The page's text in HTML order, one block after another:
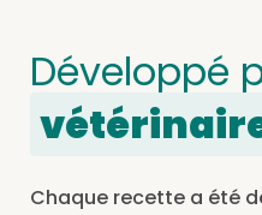
Développé
Chaque recette a été